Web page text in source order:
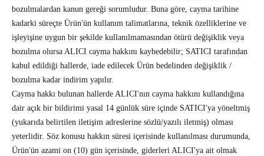
bozulmalardan kanun gereği sorumludur. Buna göre, cayma tarihine
kadarki süreçte Ürün'ün kullanım talimatlarına, teknik özelliklerine ve
işleyişine uygun bir şekilde kullanılmamasından ötürü değişiklik veya
bozulma olursa ALICI cayma hakkını kaybedebilir; SATICI tarafından
kabul edildiği hallerde, iade edilecek Ürün bedelinden değişiklik /
bozulma kadar indirim yapılır.
Cayma hakkı bulunan hallerde ALICI'nın cayma hakkını kullandığına
dair açık bir bildirimi yasal 14 günlük süre içinde SATICI'ya yöneltmiş
(yukarıda belirtilen iletişim adreslerine sözlü/yazılı iletmiş) olması
yeterlidir. Söz konusu hakkın süresi içerisinde kullanılması durumunda,
Ürün'ün azami on (10) gün içerisinde, giderleri ALICI'ya ait olmak